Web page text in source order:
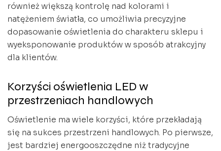
również większą kontrolę nad kolorami i
natężeniem światła, co umożliwia precyzyjne
dopasowanie oświetlenia do charakteru sklepu i
wyeksponowanie produktów w sposób atrakcyjny
dla klientów.
Korzyści oświetlenia LED w
przestrzeniach handlowych
Oświetlenie ma wiele korzyści, które przekładają
się na sukces przestrzeni handlowych. Po pierwsze,
jest bardziej energooszczędne niż tradycyjne